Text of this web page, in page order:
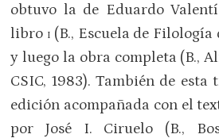
obtuvo la de Eduardo
libro i (B., Escuela de Filología
y luego la obra completa (B.,
CSIC, 1983). También de
edición acompañada con el
por José I. Ciruelo (B.,